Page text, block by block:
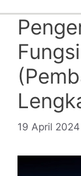
19 April 2024